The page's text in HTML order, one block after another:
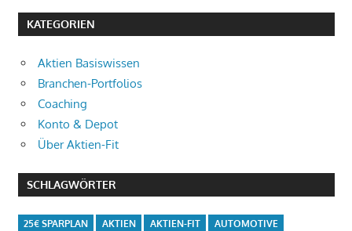
KATEGORIEN
Aktien Basiswissen
Branchen-Portfolios
Coaching
Konto & Depot
Über Aktien-Fit
SCHLAGWÖRTER
25€ SPARPLAN AKTIEN AKTIEN-FIT
AUTOMOTIVE